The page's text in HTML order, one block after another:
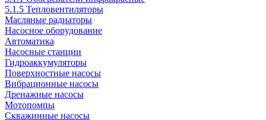
5.1.5 Тепловентиляторы
Масляные радиаторы
Насосное оборудование
Автоматика
Насосные станции
Гидроаккумуляторы
Поверхностные насосы
Вибрационные насосы
Дренажные насосы
Мотопомпы
Скважинные насосы